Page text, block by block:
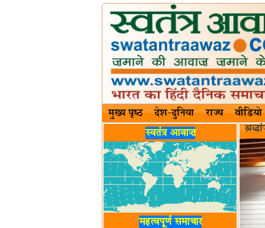
मुख्य पृष्ठ देश-दुनिया राज्य वीडियो
स्वतंत्र आवाज़
महत्वपूर्ण समाचार